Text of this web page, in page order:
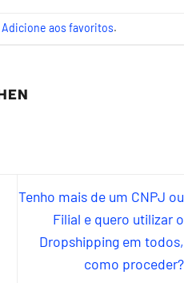
Adicione aos favoritos.
Tenho mais de um CNPJ ou
Filial e quero utilizar o
Dropshipping em todos,
como proceder?